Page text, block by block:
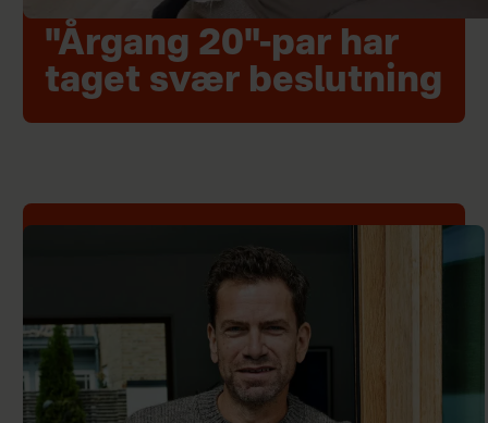
"Årgang 20"-par har
taget svær beslutning